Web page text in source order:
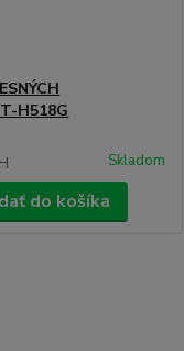
H518G
Skladom
do košíka